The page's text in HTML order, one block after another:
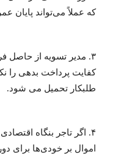
که عملاً می‌تواند
۳. مدیر تسویه از حاصل
طلبکار تحمیل می شود.
۴. اگر تاجر بنگاه
اموال بر خودی‌ها برای